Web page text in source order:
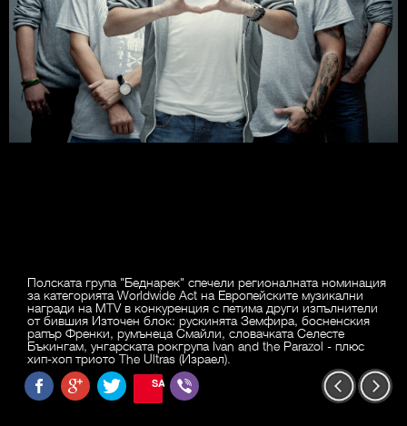
Полската група "Беднарек" спечели регионалната номинация
за категорията Worldwide Act на Европейските музикални
награди на MTV в конкуренция с петима други изпълнители
от бившия Източен блок: рускинята Земфира, босненския
рапър Френки, румънеца Смайли, словачката Селесте
Бъкингам, унгарската рокгрупа Ivan and the Parazol - плюс
хип-хоп триото The Ultras (Израел).
SAVE